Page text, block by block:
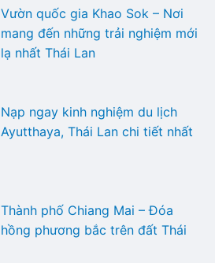
Vườn quốc gia Khao Sok – Nơi
mang đến những trải nghiệm mới
lạ nhất Thái Lan
Nạp ngay kinh nghiệm du lịch
Ayutthaya, Thái Lan chi tiết nhất
Thành phố Chiang Mai – Đóa
hồng phương bắc trên đất Thái